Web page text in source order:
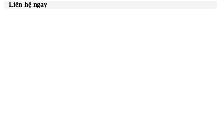
Liên hệ ngay